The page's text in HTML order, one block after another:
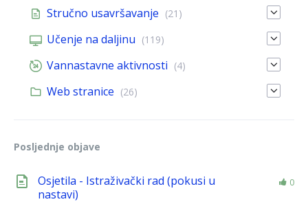
Stručno usavršavanje (21)
Učenje na daljinu (119)
Vannastavne aktivnosti (4)
Web stranice (26)
Posljednje objave
Osjetila - Istraživački rad (pokusi u
nastavi)
0